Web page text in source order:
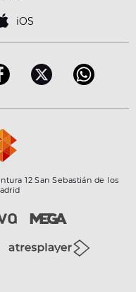
iOS
12 San Sebastián de los